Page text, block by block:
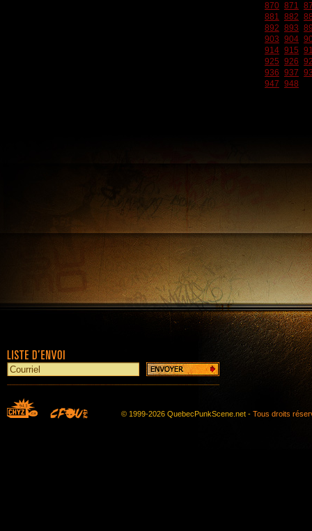
870 871
881 882
892 893
903 904
914 915
925 926
936 937
947 948
© 1999-2026 QuebecPunkScene.net - Tous droits